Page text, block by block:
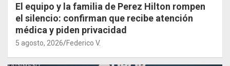
El equipo y la familia de Perez Hilton rompen
el silencio: confirman que recibe atención
médica y piden privacidad
5 agosto, 2026 Federico V.